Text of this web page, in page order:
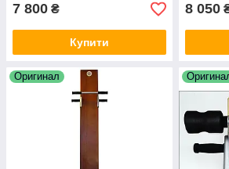
7 800 ₴
Купити
8 050
Оригинал